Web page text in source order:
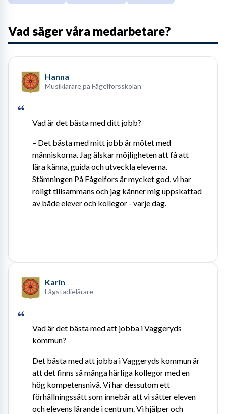
Vad säger våra medarbetare?
Hanna
Musiklärare på Fågelforsskolan
Vad är det bästa med ditt jobb?
– Det bästa med mitt jobb är mötet med
människorna. Jag älskar möjligheten att få att
lära känna, guida och utveckla eleverna.
Stämningen På Fågelfors är mycket god, vi har
roligt tillsammans och jag känner mig uppskattad
av både elever och kollegor - varje dag.
Karin
Lågstadielärare
Vad är det bästa med att jobba i Vaggeryds
kommun?
Det bästa med att jobba i Vaggeryds kommun är
att det finns så många härliga kollegor med en
hög kompetensnivå. Vi har dessutom ett
förhållningssätt som innebär att vi sätter eleven
och elevens lärande i centrum. Vi hjälper och